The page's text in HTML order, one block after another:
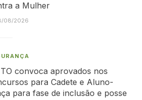
a Mulher
08/2026
convoca aprovados nos
para Cadete e Aluno-
para fase de inclusão e posse